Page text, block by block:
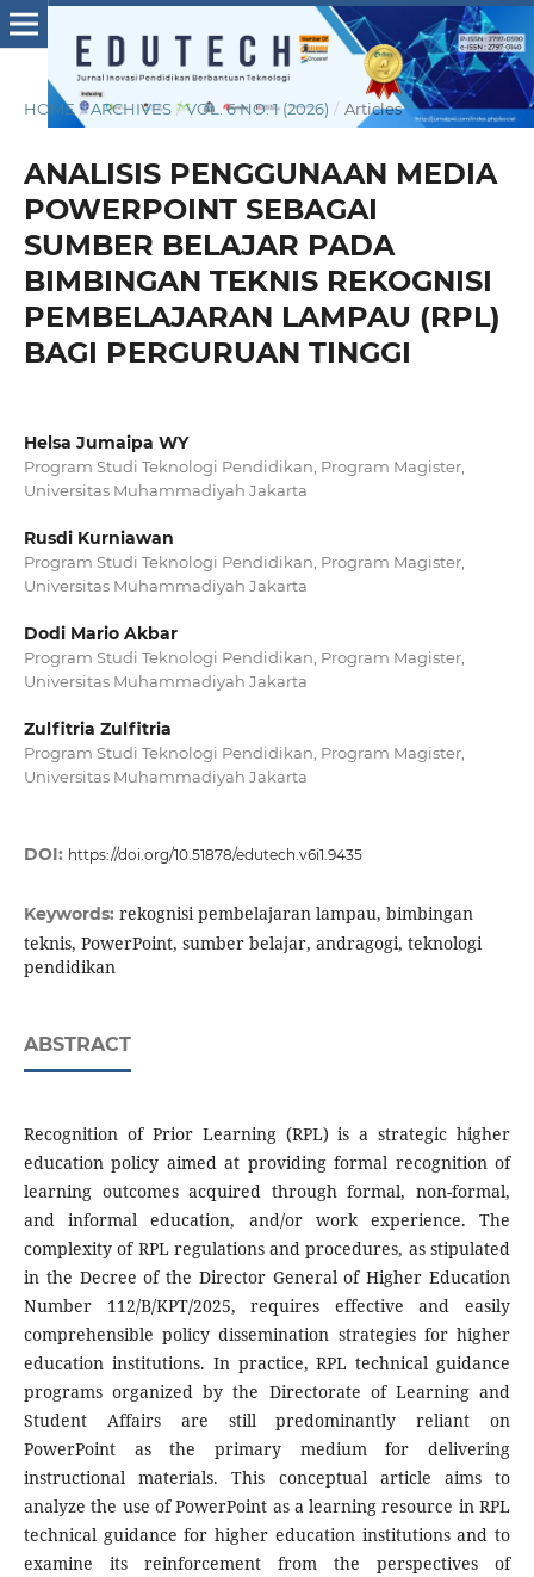
HOME / ARCHIVES / VOL. 6 NO. 1 (2026) / Articles
ANALISIS PENGGUNAAN MEDIA
POWERPOINT SEBAGAI
SUMBER BELAJAR PADA
BIMBINGAN TEKNIS REKOGNISI
PEMBELAJARAN LAMPAU (RPL)
BAGI PERGURUAN TINGGI
Helsa Jumaipa WY
Program Studi Teknologi Pendidikan, Program Magister,
Universitas Muhammadiyah Jakarta
Rusdi Kurniawan
Program Studi Teknologi Pendidikan, Program Magister,
Universitas Muhammadiyah Jakarta
Dodi Mario Akbar
Program Studi Teknologi Pendidikan, Program Magister,
Universitas Muhammadiyah Jakarta
Zulfitria Zulfitria
Program Studi Teknologi Pendidikan, Program Magister,
Universitas Muhammadiyah Jakarta
DOI: https://doi.org/10.51878/edutech.v6i1.9435
Keywords: rekognisi pembelajaran lampau, bimbingan
teknis, PowerPoint, sumber belajar, andragogi, teknologi
pendidikan
ABSTRACT
Recognition of Prior Learning (RPL) is a strategic higher
education policy aimed at providing formal recognition of
learning outcomes acquired through formal, non-formal,
and informal education, and/or work experience. The
complexity of RPL regulations and procedures, as stipulated
in the Decree of the Director General of Higher Education
Number 112/B/KPT/2025, requires effective and easily
comprehensible policy dissemination strategies for higher
education institutions. In practice, RPL technical guidance
programs organized by the Directorate of Learning and
Student Affairs are still predominantly reliant on
PowerPoint as the primary medium for delivering
instructional materials. This conceptual article aims to
analyze the use of PowerPoint as a learning resource in RPL
technical guidance for higher education institutions and to
examine its reinforcement from the perspectives of